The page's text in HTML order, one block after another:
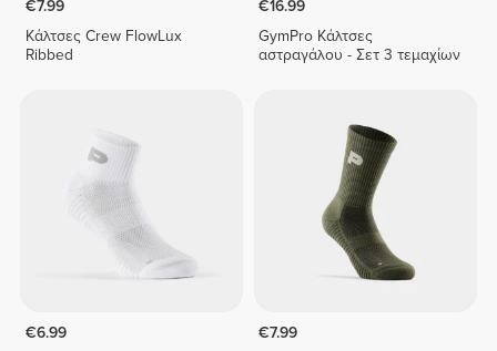
€7.99
Κάλτσες Crew FlowLux
Ribbed
€16.99
GymPro Κάλτσες
αστραγάλου - Σετ 3 τεμαχίων
€6.99
€7.99